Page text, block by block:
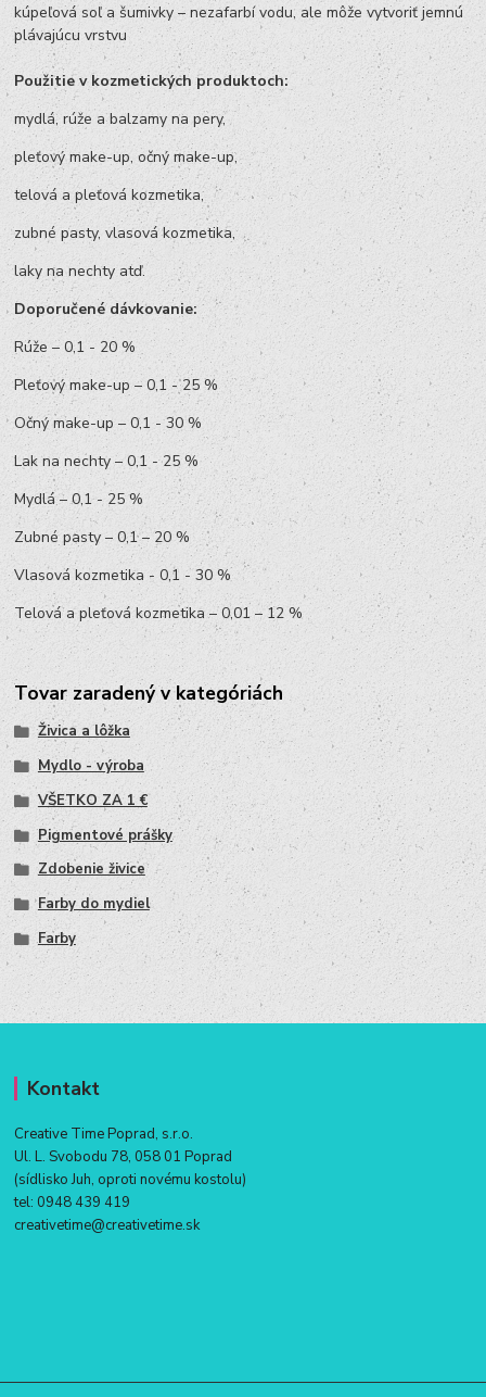
kúpeľová soľ a šumivky – nezafarbí vodu, ale môže vytvoriť jemnú
plávajúcu vrstvu
Použitie v kozmetických produktoch:
mydlá, rúže a balzamy na pery,
pleťový make-up, očný make-up,
telová a pleťová kozmetika,
zubné pasty, vlasová kozmetika,
laky na nechty atď.
Doporučené dávkovanie:
Rúže – 0,1 - 20 %
Pleťový make-up – 0,1 - 25 %
Očný make-up – 0,1 - 30 %
Lak na nechty – 0,1 - 25 %
Mydlá – 0,1 - 25 %
Zubné pasty – 0,1 – 20 %
Vlasová kozmetika - 0,1 - 30 %
Telová a pleťová kozmetika – 0,01 – 12 %
Tovar zaradený v kategóriách
Živica a lôžka
Mydlo - výroba
VŠETKO ZA 1 €
Pigmentové prášky
Zdobenie živice
Farby do mydiel
Farby
Kontakt
Creative Time Poprad, s.r.o.
Ul. L. Svobodu 78, 058 01 Poprad
(sídlisko Juh, oproti novému kostolu)
tel: 0948 439 419
creativetime@creativetime.sk